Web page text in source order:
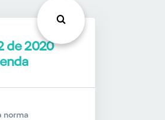
de 2020
norma